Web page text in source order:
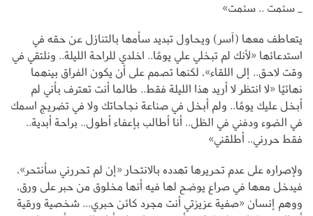
_ سئمت .. سئمت»
يتعاطف معها (آسر) ويحاول تبديد سأمها بالتنازل عن حقه في
استدعائها «لأنك لم تبخلي علي يومًا.. اخلدي للراحة الليلة.. ونلتقي في
وقت لاحق.. إلى اللقاء»، لكنها تصمم على أن يكون الفراق بينهما
نهائيًا «لا انتظر لا أريد هذا الليلة فقط.. طالما أنت تعترف بأني لم
أبخل عليك يومًا.. ولم أبخل في صناعة نجاحاتك ولا في تضريج اسمك
في الضوء ودفني في الظل.. أنا أطالب بإعفاء أطول.. براحة أبدية..
فقط حررني.. أطلقني»
ولإصراره على عدم تحريرها تهدده بالانتحار «إن لم تحررني سأنتحر»،
فيدخل معها في صراع يوضح لها فيه أنها مخلوق من حبر على ورق،
ووهم إنسان «صفية عزيزتي أنت مجرد كائن حبري... شخصية ورقية